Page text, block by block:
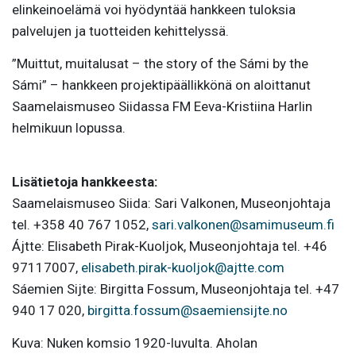
elinkeinoelämä voi hyödyntää hankkeen tuloksia
palvelujen ja tuotteiden kehittelyssä.
”Muittut, muitalusat – the story of the Sámi by the
Sámi” – hankkeen projektipäällikkönä on aloittanut
Saamelaismuseo Siidassa FM Eeva-Kristiina Harlin
helmikuun lopussa.
Lisätietoja hankkeesta:
Saamelaismuseo Siida: Sari Valkonen, Museonjohtaja
tel. +358 40 767 1052, sari.valkonen@samimuseum.fi
Ájtte: Elisabeth Pirak-Kuoljok, Museonjohtaja tel. +46
97117007, elisabeth.pirak-kuoljok@ajtte.com
Sáemien Sijte: Birgitta Fossum, Museonjohtaja tel. +47
940 17 020, birgitta.fossum@saemiensijte.no
Kuva: Nuken komsio 1920-luvulta. Aholan